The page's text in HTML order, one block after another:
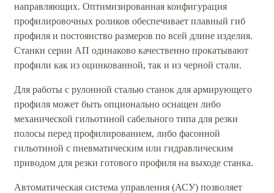
направляющих. Оптимизированная конфигурация
профилировочных роликов обеспечивает плавный гиб
профиля и постоянство размеров по всей длине изделия.
Станки серии АП одинаково качественно прокатывают
профили как из оцинкованной, так и из черной стали.
Для работы с рулонной сталью станок для армирующего
профиля может быть опционально оснащен либо
механической гильотиной сабельного типа для резки
полосы перед профилированием, либо фасонной
гильотиной с пневматическим или гидравлическим
приводом для резки готового профиля на выходе станка.
Автоматическая система управления (АСУ) позволяет